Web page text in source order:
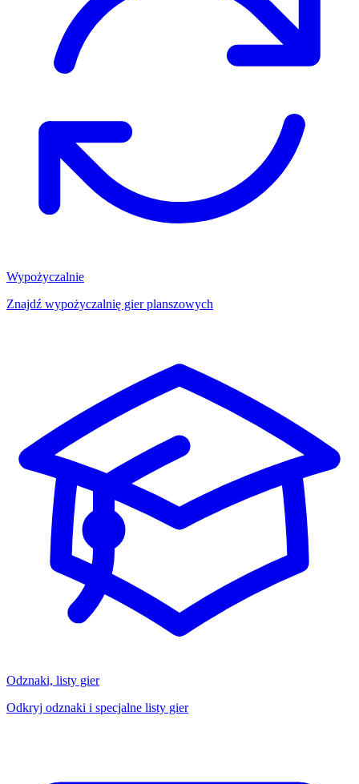
Wypożyczalnie
Znajdź wypożyczalnię gier planszowych
Odznaki, listy gier
Odkryj odznaki i specjalne listy gier